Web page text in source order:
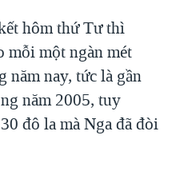
NAM
VIỆT NAM
VIỆT NAM
TRỘM HẢI SÂM
hôm thứ Tư thì
mỗi một ngàn mét
nay, tức là gần
năm 2005, tuy
đô la mà Nga đã đòi